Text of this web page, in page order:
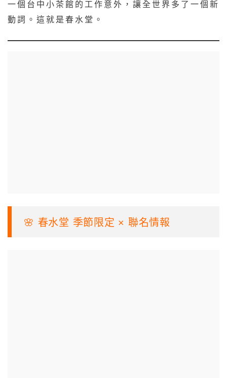
一個台中小茶館的工作意外，讓全世界多了一個新
動詞。這就是春水堂。
🌸 春水堂 季節限定 × 聯名情報